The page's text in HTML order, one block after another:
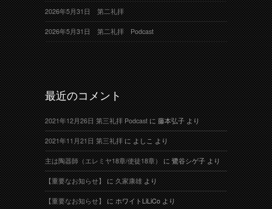
2026年5月31日 第二礼拝
2026年5月31日 第二礼拝 Podcast
最近のコメント
2021年12月26日 第三礼拝 Podcastに藤本弘子より
2021年11月21日 第三礼拝によしこより
主は陶器師（エレミヤ18章/使徒18章）に鷺谷シゲ子より
【重要なお知らせ】に久家康雄より
【重要なお知らせ】にホワイトLiLiCoより